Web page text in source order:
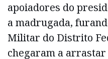
apoiadores do
a madrugada,
Militar do Distrito
chegaram a